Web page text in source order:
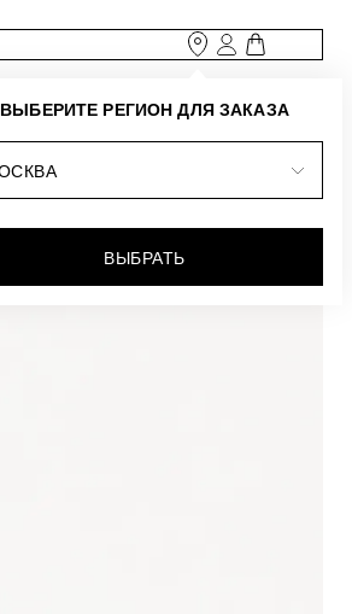
ВЫБЕРИТЕ РЕГИОН ДЛЯ ЗАКАЗА
ВЫБРАТЬ